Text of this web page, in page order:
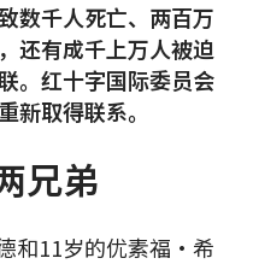
数千人死亡、两百万
还有成千上万人被迫
。红十字国际委员会
新取得联系。
兄弟
和11岁的优素福·希